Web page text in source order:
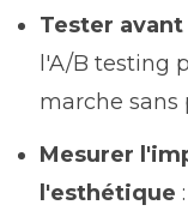
Tester
l'A/B testing
marche sans
Mesurer
l'esthétique